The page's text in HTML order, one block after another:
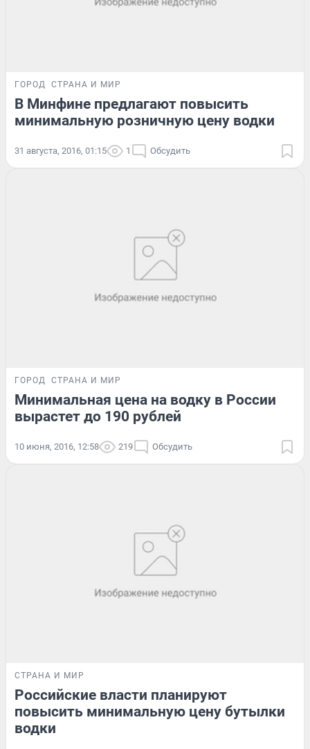
ГОРОД СТРАНА И МИР
В Минфине предлагают повысить
минимальную розничную цену водки
31 августа, 2016, 01:15 1 Обсудить
ГОРОД СТРАНА И МИР
Минимальная цена на водку в России
вырастет до 190 рублей
10 июня, 2016, 12:58 219 Обсудить
СТРАНА И МИР
Российские власти планируют
повысить минимальную цену бутылки
водки